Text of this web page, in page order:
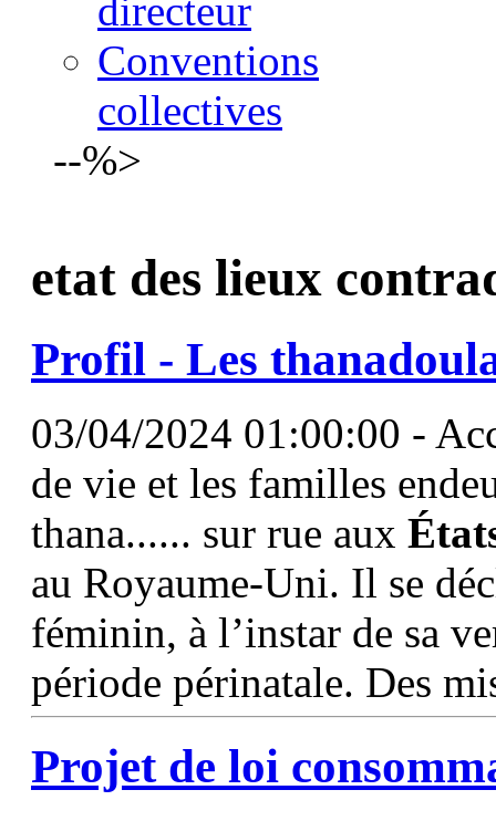
directeur
Conventions
collectives
--%>
etat des lieux
Profil - Les
03/04/2024 01:00:00 -
de vie et les familles
thana...... sur rue aux
au Royaume-Uni. Il se
féminin, à l’instar de sa
période périnatale. Des
Projet de loi